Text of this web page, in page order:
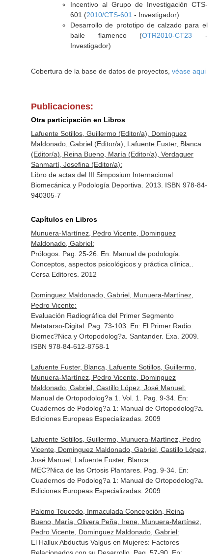
Incentivo al Grupo de Investigación CTS-
601 (2010/CTS-601 - Investigador)
Desarrollo de prototipo de calzado para el
baile flamenco (OTR2010-CT23 -
Investigador)
Cobertura de la base de datos de proyectos, véase aqui
Publicaciones:
Otra participación en Libros
Lafuente Sotillos, Guillermo (Editor/a), Dominguez
Maldonado, Gabriel (Editor/a), Lafuente Fuster, Blanca
(Editor/a), Reina Bueno, María (Editor/a), Verdaguer
Sanmartí, Josefina (Editor/a):
Libro de actas del III Simposium Internacional
Biomecánica y Podología Deportiva. 2013. ISBN 978-84-
940305-7
Capítulos en Libros
Munuera-Martínez, Pedro Vicente, Dominguez
Maldonado, Gabriel:
Prólogos. Pag. 25-26. En: Manual de podología.
Conceptos, aspectos psicológicos y práctica clínica.
Cersa Editores. 2012
Dominguez Maldonado, Gabriel, Munuera-Martínez,
Pedro Vicente:
Evaluación Radiográfica del Primer Segmento
Metatarso-Digital. Pag. 73-103. En: El Primer Radio.
Biomec?Nica y Ortopodolog?a . Santander. Exa. 2009.
ISBN 978-84-612-8758-1
Lafuente Fuster, Blanca, Lafuente Sotillos, Guillermo,
Munuera-Martínez, Pedro Vicente, Dominguez
Maldonado, Gabriel, Castillo López, José Manuel:
Manual de Ortopodolog?a 1. Vol. 1. Pag. 9-34. En:
Cuadernos de Podolog?a 1: Manual de Ortopodolog?a
Ediciones Europeas Especializadas. 2009
Lafuente Sotillos, Guillermo, Munuera-Martínez, Pedro
Vicente, Dominguez Maldonado, Gabriel, Castillo López,
José Manuel, Lafuente Fuster, Blanca:
MEC?Nica de las Ortosis Plantares. Pag. 9-34. En:
Cuadernos de Podolog?a 1: Manual de Ortopodolog?a
Ediciones Europeas Especializadas. 2009
Palomo Toucedo, Inmaculada Concepción, Reina
Bueno, María, Olivera Peña, Irene, Munuera-Martínez,
Pedro Vicente, Dominguez Maldonado, Gabriel:
El Hallux Abductus Valgus en Mujeres: Factores